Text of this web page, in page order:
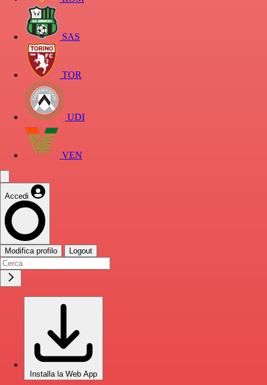
SAS
TOR
UDI
VEN
Accedi
Modifica profilo Logout
Installa la Web App